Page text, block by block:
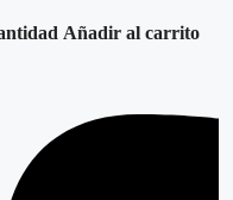
Añadir al carrito